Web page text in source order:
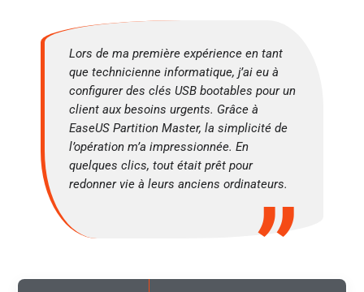
Lors de ma première expérience en tant
que technicienne informatique, j’ai eu à
configurer des clés USB bootables pour un
client aux besoins urgents. Grâce à
EaseUS Partition Master, la simplicité de
l’opération m’a impressionnée. En
quelques clics, tout était prêt pour
redonner vie à leurs anciens ordinateurs.